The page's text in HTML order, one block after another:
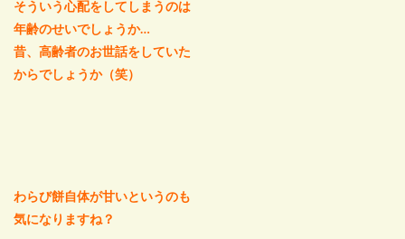
そういう心配をしてしまうのは
年齢のせいでしょうか…
昔、高齢者のお世話をしていた
からでしょうか（笑）
わらび餅自体が甘いというのも
気になりますね？